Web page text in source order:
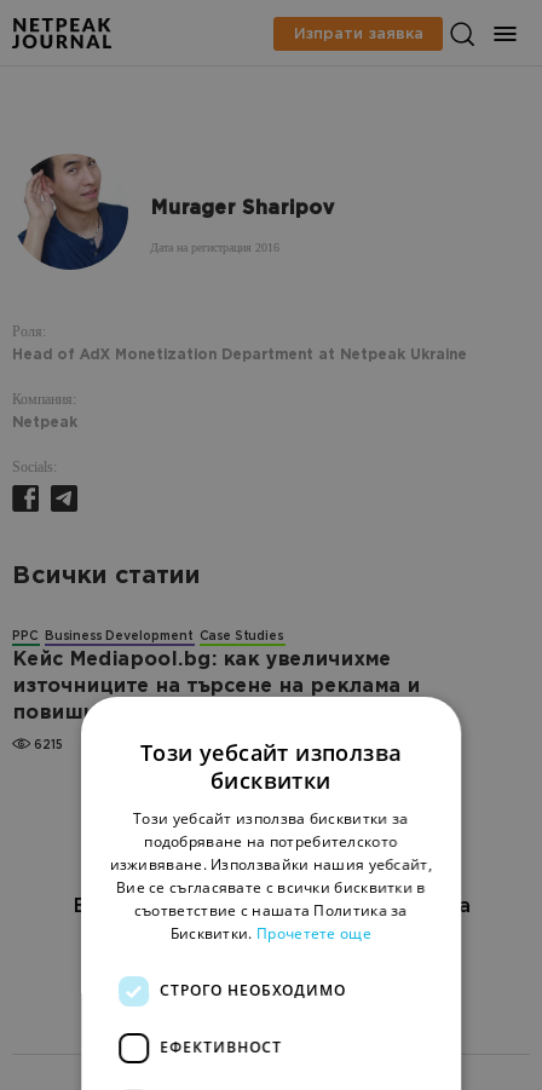
Изпрати заявка
Murager Sharipov
Дата на регистрация 2016
Роля:
Head of AdX Monetization Department at Netpeak Ukraine
Компания:
Netpeak
Socials:
Всички статии
PPC Business Development Case Studies
Кейс Mediapool.bg: как увеличихме
източниците на търсене на реклама и
повишихме печалбата на уебсайта с 60%
6215
Блог за онлайн маркетинг за бизнеса
Изпрати статия
Този уебсайт използва
бисквитки
Този уебсайт използва бисквитки за
подобряване на потребителското
изживяване. Използвайки нашия уебсайт,
Вие се съгласявате с всички бисквитки в
съответствие с нашата Политика за
Бисквитки. Прочетете още
СТРОГО НЕОБХОДИМО
ЕФЕКТИВНОСТ